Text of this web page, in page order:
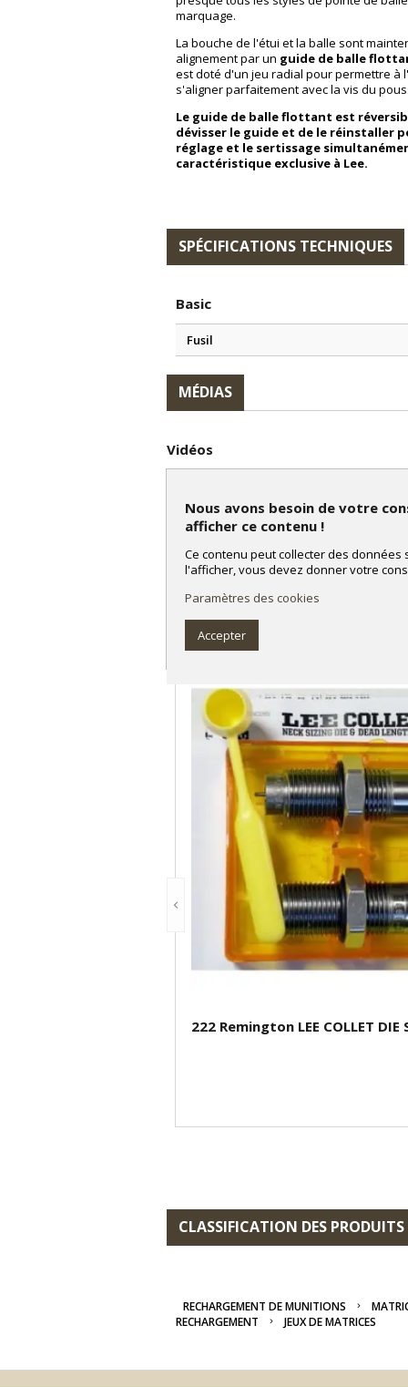
marquage.
La bouche de l'étui et la balle sont
alignement par un guide de balle
est doté d'un jeu radial pour permettre à
s'aligner parfaitement avec la vis du
Le guide de balle flottant est
dévisser le guide et de le réinstaller
réglage et le sertissage
caractéristique exclusive à Lee.
SPÉCIFICATIONS TECHNIQUES
Basic
Fusil
MÉDIAS
Nous avons besoin de votre
afficher ce contenu !
Ce contenu peut collecter des données
l'afficher, vous devez donner votre
Paramètres des cookies
Accepter
Vidéos
PRODUITS CONNEXES
222 Remington LEE COLLET DIE
CLASSIFICATION DES PRODUITS
RECHARGEMENT DE MUNITIONS
RECHARGEMENT
JEUX DE MATRICES